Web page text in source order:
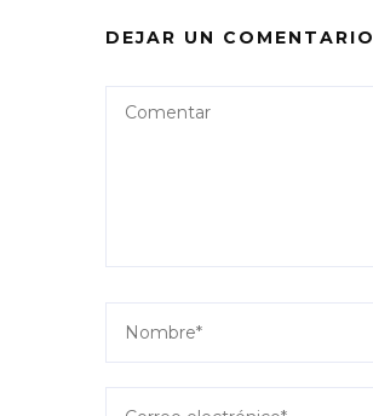
DEJAR UN COMENTARIO